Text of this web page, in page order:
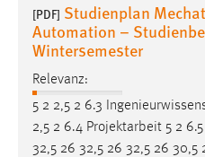
[PDF] Studienplan
Automation –
Wintersemester
Relevanz:
5 2 2,5 2 6.3
2,5 2 6.4 Projektarbeit 5 2 6.5
32,5 26 32,5 26 32,5 26 30,5